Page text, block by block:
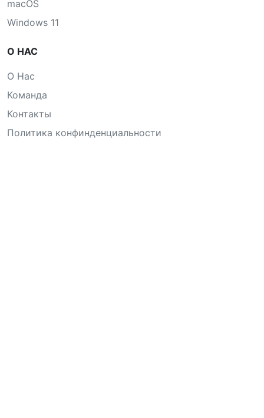
macOS
Windows 11
О НАС
О Нас
Команда
Контакты
Политика конфинденциальности